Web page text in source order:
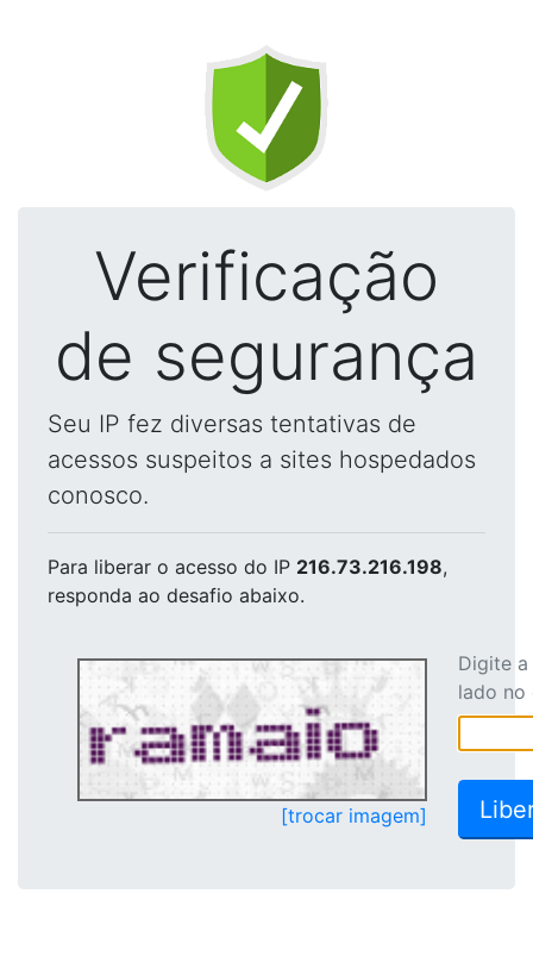
Verificação
de segurança
Seu IP fez diversas tentativas de
acessos suspeitos a sites hospedados
conosco.
Para liberar o acesso do IP 216.73.216.198,
responda ao desafio abaixo.
[trocar imagem]
Digite
lado no